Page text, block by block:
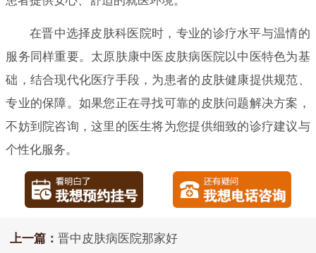
在晋中选择皮肤科医院时，专业的诊疗水平与温情的
服务同样重要。太原肤康中医皮肤病医院以中医特色为基
础，结合现代化医疗手段，为患者的皮肤健康提供规范、
专业的保障。如果您正在寻找可靠的皮肤问题解决方案，
不妨到院咨询，这里的医生将为您提供细致的诊疗建议与
个性化服务。
上一篇： 晋中皮肤病医院那家好